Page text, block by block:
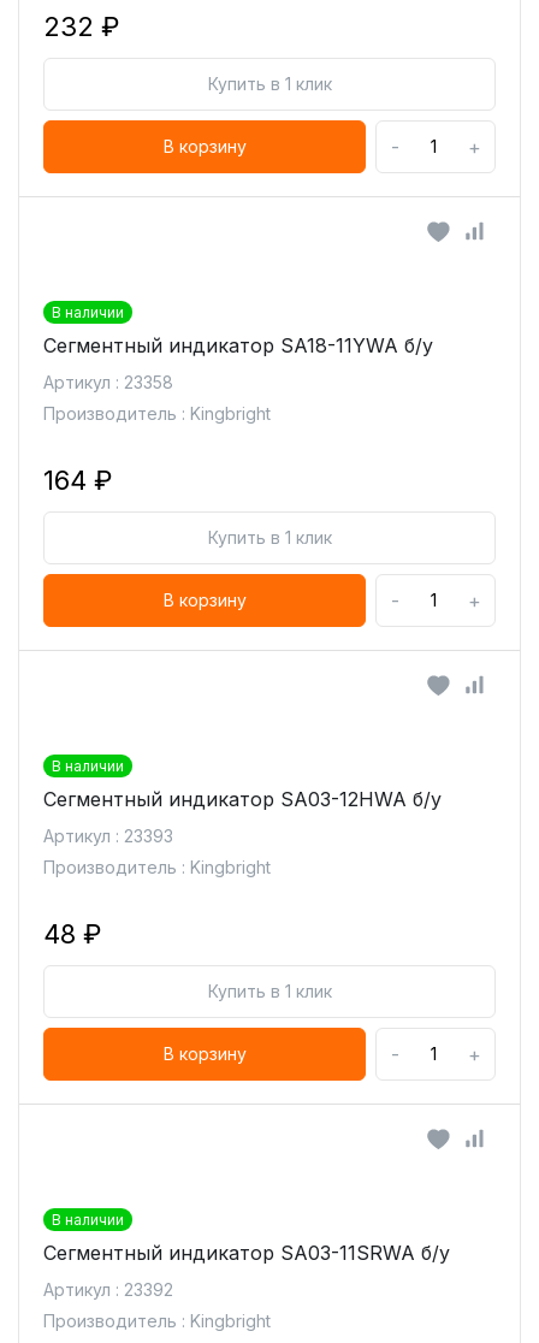
232 ₽
Купить в 1 клик
В корзину - +
В наличии
Сегментный индикатор SA18-11YWA б/у
Артикул : 23358
Производитель : Kingbright
164 ₽
Купить в 1 клик
В корзину - +
В наличии
Сегментный индикатор SA03-12HWA б/у
Артикул : 23393
Производитель : Kingbright
48 ₽
Купить в 1 клик
В корзину - +
В наличии
Сегментный индикатор SA03-11SRWA б/у
Артикул : 23392
Производитель : Kingbright